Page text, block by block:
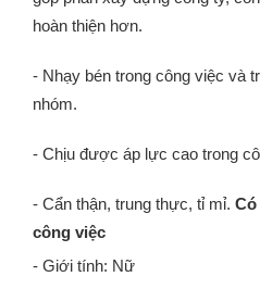
hoàn thiện hơn.
- Nhạy bén trong công việc và
nhóm.
- Chịu được áp lực cao trong
- Cẩn thận, trung thực, tỉ mỉ.
công việc
- Giới tính: Nữ